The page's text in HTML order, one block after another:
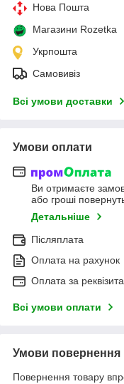
Нова Пошта
Магазини Rozetka
Укрпошта
Самовивіз
Всі умови доставки
Умови оплати
Ви отримаєте
або гроші
Детальніше
Післяплата
Оплата на рахунок
Оплата за
Всі умови оплати
Умови повернення
Повернення товару